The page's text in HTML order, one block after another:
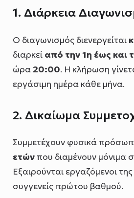
1. Διάρκεια
Ο διαγωνισμός διενεργείται
διαρκεί από την 1η έως και
ώρα 20:00. Η κλήρωση
εργάσιμη ημέρα κάθε μήνα.
2. Δικαίωμα
Συμμετέχουν φυσικά
ετών που διαμένουν μόνιμα
Εξαιρούνται εργαζόμενοι
συγγενείς πρώτου βαθμού.